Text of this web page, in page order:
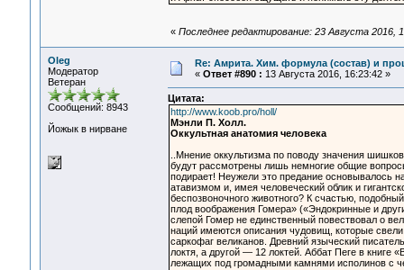
« Последнее редактирование: 23 Августа 2016,
Oleg
Модератор
Ветеран
Сообщений: 8943
Йожык в нирване
Re: Амрита. Хим. формула (состав) и
« Ответ #890 : 13 Августа 2016, 16:23:42 »
Цитата:
http://www.koob.pro/holl/
Мэнли П. Холл.
Оккультная анатомия человека
..Мнение оккультизма по поводу значения
будут рассмотрены лишь немногие общие
подирает! Неужели это предание основывалось
атавизмом и, имея человеческий облик и
беспозвоночного животного? К счастью,
плод воображения Гомера» («Эндокринные и
слепой Гомер не единственный повествовал о
наций имеются описания чудовищ, которые
саркофаг великанов. Древний языческий
локтя, а другой — 12 локтей. Аббат Пеге в книге
лежащих под громадными камнями исполинов с